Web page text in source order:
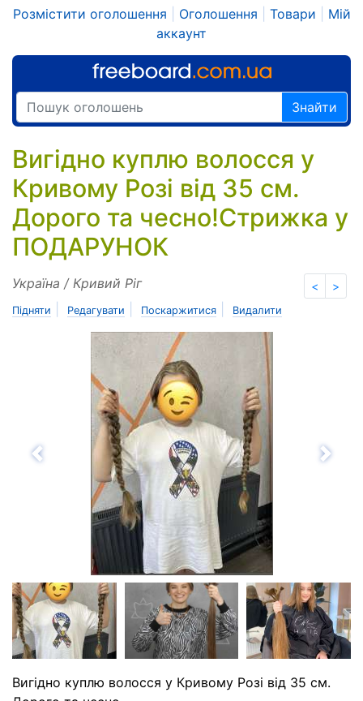
Розмістити оголошення Оголошення Товари
Мій
аккаунт
Знайти
Вигідно куплю волосся у
Кривому Розі від 35 см.
Дорого та чесно!Стрижка у
ПОДАРУНОК
< >
Україна / Кривий Ріг
Підняти Редагувати Поскаржитися Видалити
Назад
Вигідно куплю волосся у Кривому Розі від 35 см.